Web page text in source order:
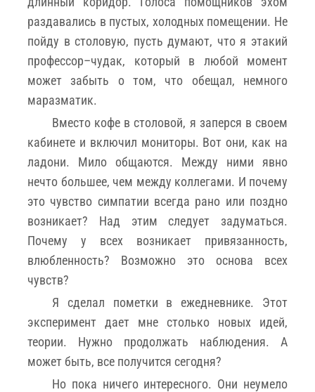
раздавались в пустых, холодных помещении. Не
пойду в столовую, пусть думают, что я этакий
профессор–чудак, который в любой момент
может забыть о том, что обещал, немного
маразматик.
Вместо кофе в столовой, я заперся в своем
кабинете и включил мониторы. Вот они, как на
ладони. Мило общаются. Между ними явно
нечто большее, чем между коллегами. И почему
это чувство симпатии всегда рано или поздно
возникает? Над этим следует задуматься.
Почему у всех возникает привязанность,
влюбленность? Возможно это основа всех
чувств?
Я сделал пометки в ежедневнике. Этот
эксперимент дает мне столько новых идей,
теории. Нужно продолжать наблюдения. А
может быть, все получится сегодня?
Но пока ничего интересного. Они неумело